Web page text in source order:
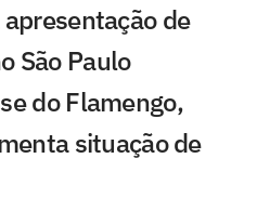
de
São Paulo
do Flamengo,
situação de